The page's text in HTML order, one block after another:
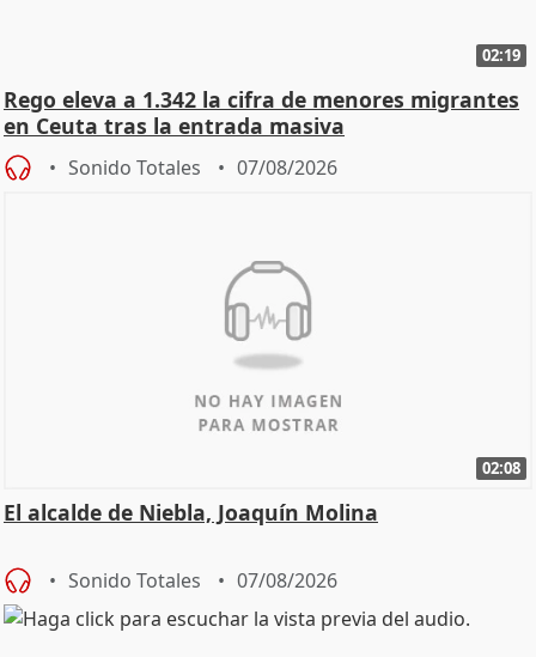
02:19
Rego eleva a 1.342 la cifra de menores migrantes
en Ceuta tras la entrada masiva
Sonido Totales 07/08/2026
02:08
El alcalde de Niebla, Joaquín Molina
Sonido Totales 07/08/2026